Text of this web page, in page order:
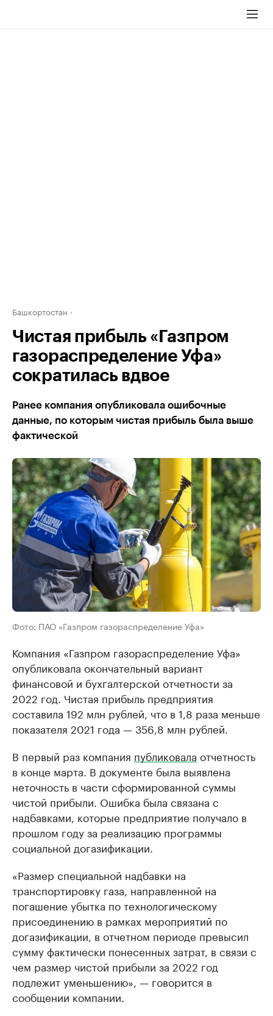
Башкортостан
Чистая прибыль «Газпром
газораспределение Уфа»
сократилась вдвое
Ранее компания опубликовала ошибочные
данные, по которым чистая прибыль была выше
фактической
Фото: ПАО «Газпром газораспределение Уфа»
Компания «Газпром газораспределение Уфа»
опубликовала окончательный вариант
финансовой и бухгалтерской отчетности за
2022 год. Чистая прибыль предприятия
составила 192 млн рублей, что в 1,8 раза меньше
показателя 2021 года — 356,8 млн рублей.
В первый раз компания публиковала отчетность
в конце марта. В документе была выявлена
неточность в части сформированной суммы
чистой прибыли. Ошибка была связана с
надбавками, которые предприятие получало в
прошлом году за реализацию программы
социальной догазификации.
«Размер специальной надбавки на
транспортировку газа, направленной на
погашение убытка по технологическому
присоединению в рамках мероприятий по
догазификации, в отчетном периоде превысил
сумму фактически понесенных затрат, в связи с
чем размер чистой прибыли за 2022 год
подлежит уменьшению», — говорится в
сообщении компании.